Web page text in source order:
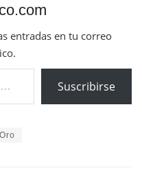
entradas en tu correo
Suscribirse